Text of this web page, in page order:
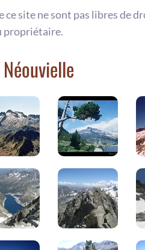
site ne sont pas libres de
propriétaire.